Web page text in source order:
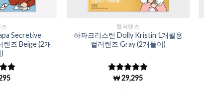
즈
Secretive
즈 Beige (2개
컬러렌즈
하파크리스틴 Dolly Kristin 1개월용
컬러렌즈 Gray (2개들이)
5 중에서
로 평
₩29,295